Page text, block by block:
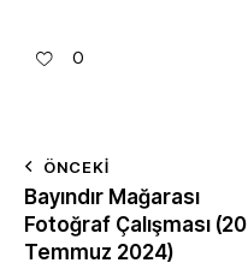
0
ÖNCEKI
Bayındır Mağarası
Fotoğraf Çalışması (20
Temmuz 2024)